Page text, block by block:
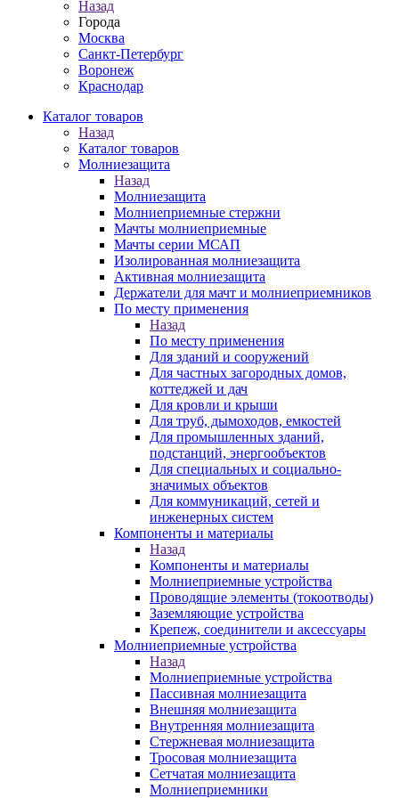
Назад
Города
Москва
Санкт-Петербург
Воронеж
Краснодар
Каталог товаров
Назад
Каталог товаров
Молниезащита
Назад
Молниезащита
Молниеприемные стержни
Мачты молниеприемные
Мачты серии МСАП
Изолированная молниезащита
Активная молниезащита
Держатели для мачт и молниеприемников
По месту применения
Назад
По месту применения
Для зданий и сооружений
Для частных загородных домов,
коттеджей и дач
Для кровли и крыши
Для труб, дымоходов, емкостей
Для промышленных зданий,
подстанций, энергообъектов
Для специальных и социально-
значимых объектов
Для коммуникаций, сетей и
инженерных систем
Компоненты и материалы
Назад
Компоненты и материалы
Молниеприемные устройства
Проводящие элементы (токоотводы)
Заземляющие устройства
Крепеж, соединители и аксессуары
Молниеприемные устройства
Назад
Молниеприемные устройства
Пассивная молниезащита
Внешняя молниезащита
Внутренняя молниезащита
Стержневая молниезащита
Тросовая молниезащита
Сетчатая молниезащита
Молниеприемники